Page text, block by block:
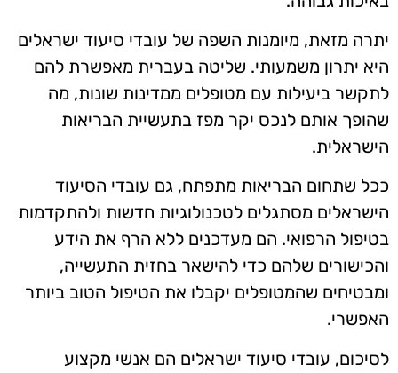
יתרה מזאת, מיומנות השפה של עובדי סיעוד ישראלים
היא יתרון משמעותי. שליטה בעברית מאפשרת להם
לתקשר ביעילות עם מטופלים ממדינות שונות, מה
שהופך אותם לנכס יקר מפז בתעשיית הבריאות
הישראלית.
ככל שתחום הבריאות מתפתח, גם עובדי הסיעוד
הישראלים מסתגלים לטכנולוגיות חדשות ולהתקדמות
בטיפול הרפואי. הם מעדכנים ללא הרף את הידע
והכישורים שלהם כדי להישאר בחזית התעשייה,
ומבטיחים שהמטופלים יקבלו את הטיפול הטוב ביותר
האפשרי.
לסיכום, עובדי סיעוד ישראלים הם אנשי מקצוע